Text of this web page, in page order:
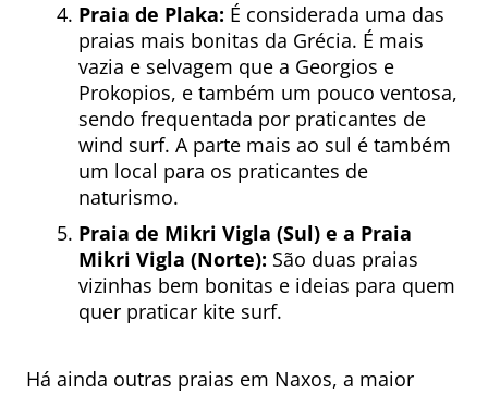
Praia de Plaka: É considerada uma das
praias mais bonitas da Grécia. É mais
vazia e selvagem que a Georgios e
Prokopios, e também um pouco ventosa,
sendo frequentada por praticantes de
wind surf. A parte mais ao sul é também
um local para os praticantes de
naturismo.
Praia de Mikri Vigla (Sul) e a Praia
Mikri Vigla (Norte): São duas praias
vizinhas bem bonitas e ideias para quem
quer praticar kite surf.
Há ainda outras praias em Naxos, a maior